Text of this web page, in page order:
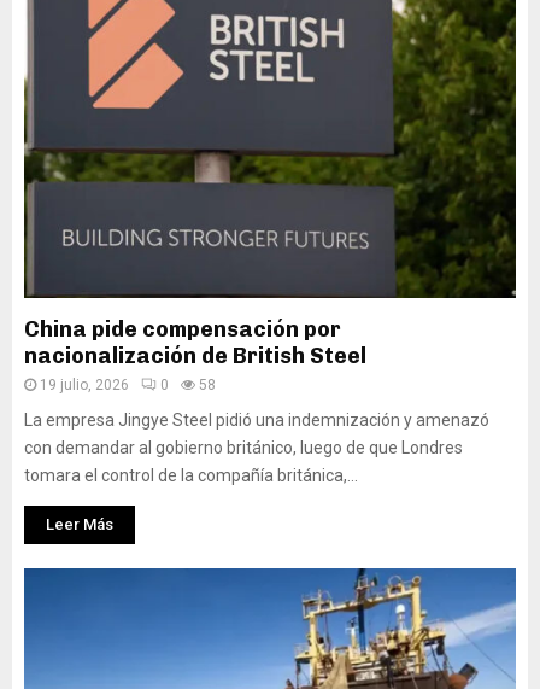
China pide compensación por
nacionalización de British Steel
19 julio, 2026 0 58
La empresa Jingye Steel pidió una indemnización y amenazó
con demandar al gobierno británico, luego de que Londres
tomara el control de la compañía británica,...
Leer Más